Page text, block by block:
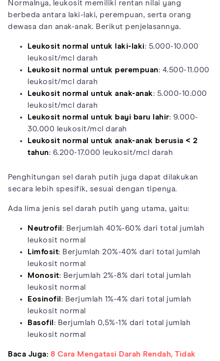
Normalnya, leukosit memiliki rentan nilai yang
berbeda antara laki-laki, perempuan, serta orang
dewasa dan anak-anak. Berikut penjelasannya.
Leukosit normal untuk laki-laki: 5.000-10.000
leukosit/mcl darah
Leukosit normal untuk perempuan: 4.500-11.000
leukosit/mcl darah
Leukosit normal untuk anak-anak: 5.000-10.000
leukosit/mcl darah
Leukosit normal untuk bayi baru lahir: 9.000-
30.000 leukosit/mcl darah
Leukosit normal untuk anak-anak berusia < 2
tahun: 6.200-17.000 leukosit/mcl darah
Penghitungan sel darah putih juga dapat dilakukan
secara lebih spesifik, sesuai dengan tipenya.
Ada lima jenis sel darah putih yang utama, yaitu:
Neutrofil: Berjumlah 40%-60% dari total jumlah
leukosit normal
Limfosit: Berjumlah 20%-40% dari total jumlah
leukosit normal
Monosit: Berjumlah 2%-8% dari total jumlah
leukosit normal
Eosinofil: Berjumlah 1%-4% dari total jumlah
leukosit normal
Basofil: Berjumlah 0,5%-1% dari total jumlah
leukosit normal
Baca Juga: 8 Cara Mengatasi Darah Rendah, Tidak